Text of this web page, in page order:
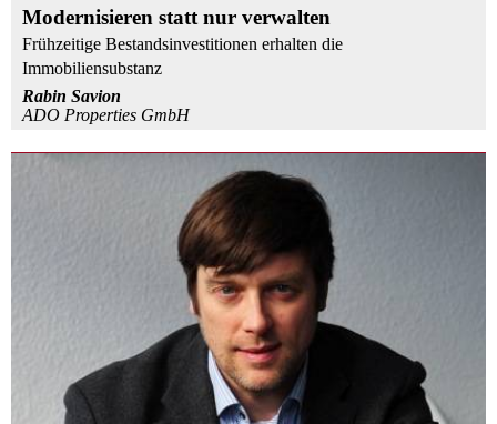
Modernisieren statt nur verwalten
Frühzeitige Bestandsinvestitionen erhalten die
Immobiliensubstanz
Rabin Savion
ADO Properties GmbH